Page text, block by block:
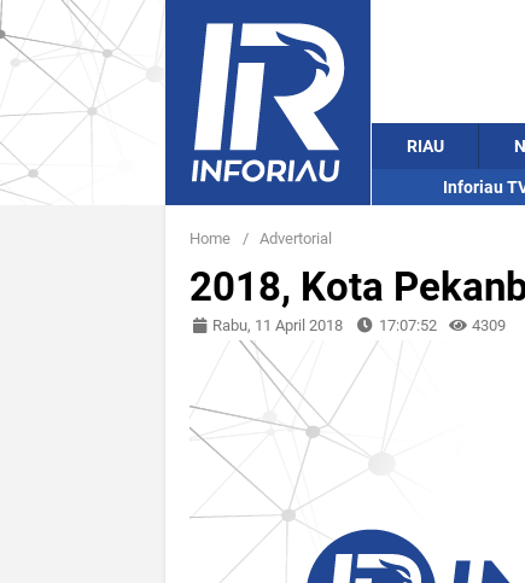
RIAU
Inforiau
Home / Advertorial
2018, Kota
Rabu, 11 April 2018 17:07:52 4309